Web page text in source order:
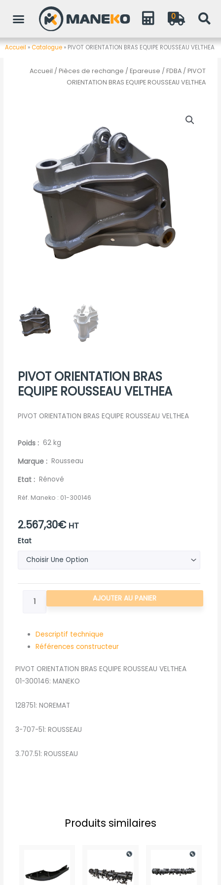
0
Accueil »Catalogue » PIVOT ORIENTATION BRAS EQUIPE ROUSSEAU VELTHEA
Accueil / Pièces de rechange / Epareuse / FDBA/ PIVOT
ORIENTATION BRAS EQUIPE ROUSSEAU VELTHEA
PIVOT ORIENTATION BRAS
EQUIPE ROUSSEAU VELTHEA
PIVOT ORIENTATION BRAS EQUIPE ROUSSEAU VELTHEA
Poids 62 kg
Marque Rousseau
Etat Rénové
Réf. Maneko : 01-300146
2.567,30€ HT
Etat
quantité
PIVOT
EQUIPE
AJOUTER AU PANIER
Descriptif technique
Références constructeur
PIVOT ORIENTATION BRAS EQUIPE ROUSSEAU VELTHEA
01-300146: MANEKO
128751: NOREMAT
3-707-51: ROUSSEAU
3.707.51: ROUSSEAU
Produits similaires